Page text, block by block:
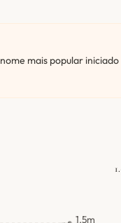
nome mais popular iniciado
1.5m